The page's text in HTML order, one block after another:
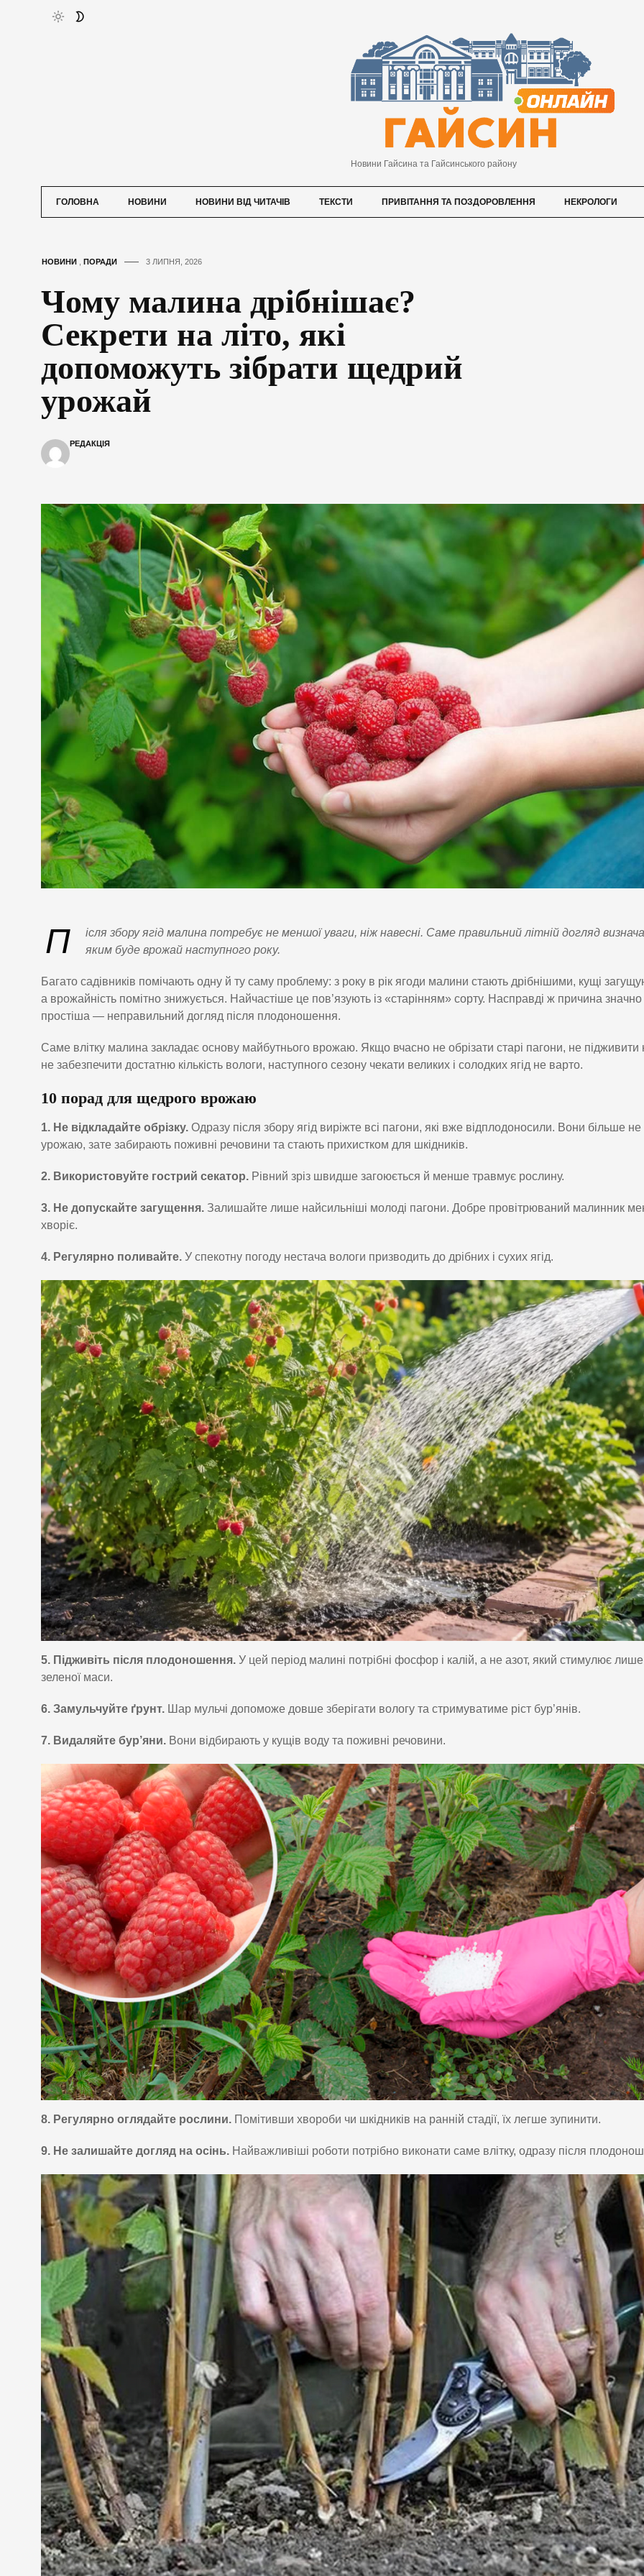
Новини Гайсина та Гайсинського району
ГОЛОВНА НОВИНИ НОВИНИ ВІД ЧИТАЧІВ ТЕКСТИ ПРИВІТАННЯ ТА ПОЗДОРОВЛЕННЯ НЕКРОЛОГИ
НОВИНИ ПОРАДИ 3 ЛИПНЯ, 2026
Чому малина дрібнішає?
Секрети на літо, які
допоможуть зібрати щедрий
урожай
РЕДАКЦІЯ
П
ісля збору ягід малина потребує не меншої уваги, ніж навесні. Саме правильний літній догляд
яким буде врожай наступного року.
Багато садівників помічають одну й ту саму проблему: з року в рік ягоди малини стають дрібнішими, кущі
а врожайність помітно знижується. Найчастіше це пов’язують із «старінням» сорту. Насправді ж причина значно
простіша — неправильний догляд після плодоношення.
Саме влітку малина закладає основу майбутнього врожаю. Якщо вчасно не обрізати старі пагони, не підживити
не забезпечити достатню кількість вологи, наступного сезону чекати великих і солодких ягід не варто.
10 порад для щедрого врожаю
1. Не відкладайте обрізку. Одразу після збору ягід виріжте всі пагони, які вже відплодоносили. Вони більше не
урожаю, зате забирають поживні речовини та стають прихистком для шкідників.
2. Використовуйте гострий секатор. Рівний зріз швидше загоюється й менше травмує рослину.
3. Не допускайте загущення. Залишайте лише найсильніші молоді пагони. Добре провітрюваний малинник
хворіє.
4. Регулярно поливайте. У спекотну погоду нестача вологи призводить до дрібних і сухих ягід.
5. Підживіть після плодоношення. У цей період малині потрібні фосфор і калій, а не азот, який стимулює лише
зеленої маси.
6. Замульчуйте ґрунт. Шар мульчі допоможе довше зберігати вологу та стримуватиме ріст бур’янів.
7. Видаляйте бур’яни. Вони відбирають у кущів воду та поживні речовини.
8. Регулярно оглядайте рослини. Помітивши хвороби чи шкідників на ранній стадії, їх легше зупинити.
9. Не залишайте догляд на осінь. Найважливіші роботи потрібно виконати саме влітку, одразу після